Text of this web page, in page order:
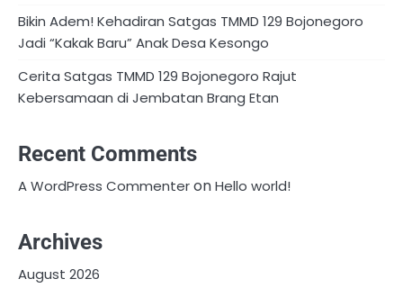
Bikin Adem! Kehadiran Satgas TMMD 129 Bojonegoro
Jadi “Kakak Baru” Anak Desa Kesongo
Cerita Satgas TMMD 129 Bojonegoro Rajut
Kebersamaan di Jembatan Brang Etan
Recent Comments
A WordPress CommenteronHello world!
Archives
August 2026